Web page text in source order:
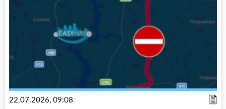
22.07.2026, 09:08